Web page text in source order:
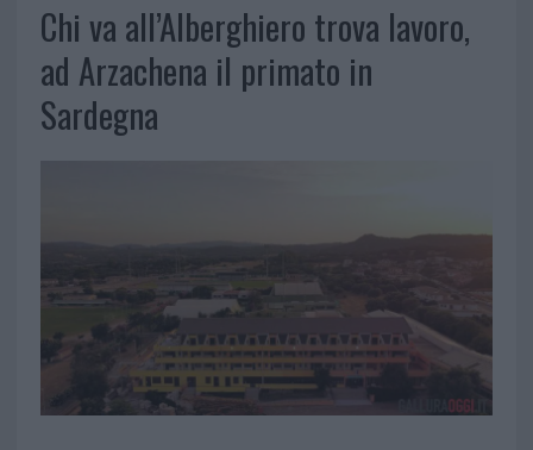
Chi va all’Alberghiero trova lavoro,
ad Arzachena il primato in
Sardegna